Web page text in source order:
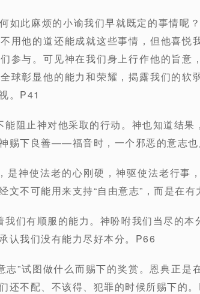
如此麻烦的小谕我们早就既定的事情呢
用他的道还能成就这些事情，但他喜悦
参与。可见神在我们身上行作他的旨意
球彰显他的能力和荣耀，揭露我们的软
。P41
阻止神对他采取的行动。神也知道结
赐下良善——福音时，一个邪恶的意志
是神使法老的心刚硬，神驱使法老行事
文不可能用来支持“自由意志”，而是在
们有顺服的能力。神吩咐我们当尽的本
认我们没有能力尽好本分。P66
志”试图做什么而赐下的奖赏。恩典正是
还不配、不该得、犯罪的时候所赐下的